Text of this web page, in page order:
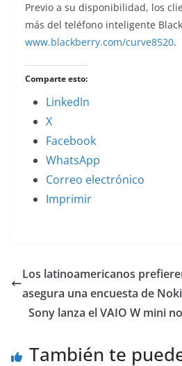
Previo a su disponibilidad, los
más del teléfono inteligente
www.blackberry.com/curve8520.
Comparte esto:
LinkedIn
X
Facebook
WhatsApp
Correo electrónico
Imprimir
Los latinoamericanos
asegura una encuesta de
Sony lanza el VAIO W mini
También te